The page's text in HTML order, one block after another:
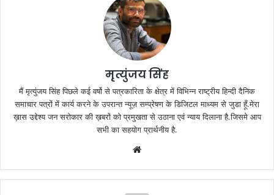
मृत्युंजय सिंह
मैं मृत्युंजय सिंह पिछले कई वर्षो से पत्रकारिता के क्षेत्र में विभिन्न राष्ट्रीय हिन्दी दैनिक
समाचार पत्रों में कार्य करने के उपरान्त न्यूज़ सम्प्रेषण के डिजिटल माध्यम से जुडा हूँ.मेरा
ख़ास उद्देश्य जन सरोकार की ख़बरों को प्रमुखता से उठाना एवं न्याय दिलाना है.जिसमे आप
सभी का सहयोग प्रार्थनीय है.